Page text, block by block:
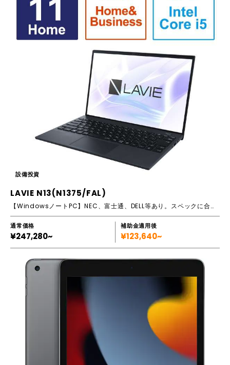
設備投資
LAVIE N13(N1375/FAL)
【WindowsノートPC】NEC、富士通、DELL等あり。スペックに合わせてご提案します！
通常価格
¥247,280~
補助金適用後
¥123,640~